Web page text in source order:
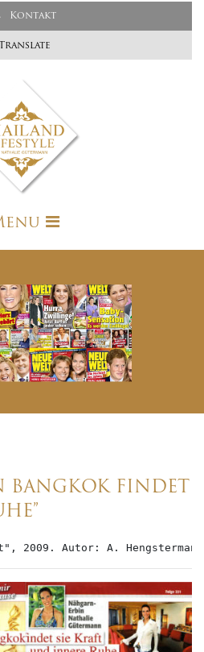
Kontakt
Translate
BANGKOK FINDET
2009. Autor: A. Hengstermann